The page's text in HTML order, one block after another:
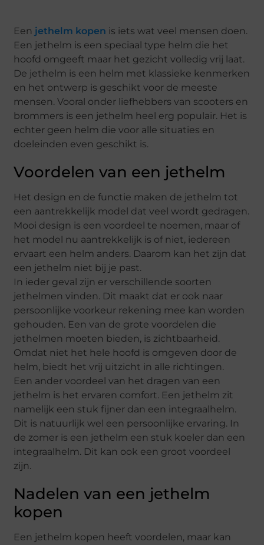
Een jethelm kopen is iets wat veel mensen doen.
Een jethelm is een speciaal type helm die het
hoofd omgeeft maar het gezicht volledig vrij laat.
De jethelm is een helm met klassieke kenmerken
en het ontwerp is geschikt voor de meeste
mensen. Vooral onder liefhebbers van scooters en
brommers is een jethelm heel erg populair. Het is
echter geen helm die voor alle situaties en
doeleinden even geschikt is.
Voordelen van een jethelm
Het design en de functie maken de jethelm tot
een aantrekkelijk model dat veel wordt gedragen.
Mooi design is een voordeel te noemen, maar of
het model nu aantrekkelijk is of niet, iedereen
ervaart een helm anders. Daarom kan het zijn dat
een jethelm niet bij je past.
In ieder geval zijn er verschillende soorten
jethelmen vinden. Dit maakt dat er ook naar
persoonlijke voorkeur rekening mee kan worden
gehouden. Een van de grote voordelen die
jethelmen moeten bieden, is zichtbaarheid.
Omdat niet het hele hoofd is omgeven door de
helm, biedt het vrij uitzicht in alle richtingen.
Een ander voordeel van het dragen van een
jethelm is het ervaren comfort. Een jethelm zit
namelijk een stuk fijner dan een integraalhelm.
Dit is natuurlijk wel een persoonlijke ervaring. In
de zomer is een jethelm een stuk koeler dan een
integraalhelm. Dit kan ook een groot voordeel
zijn.
Nadelen van een jethelm
kopen
Een jethelm kopen heeft voordelen, maar kan